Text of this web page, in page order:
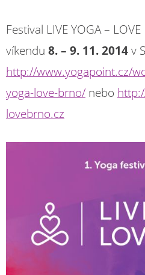
Festival LIVE YOGA –
víkendu 8. – 9. 11. 2014v
http://www.yogapoint.cz/
yoga-love-brno/ nebo
lovebrno.cz